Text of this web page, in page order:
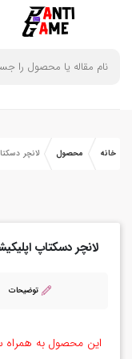
خانه محصول
لانچر دسکتاپ
توضیحات
این محصول به همراه